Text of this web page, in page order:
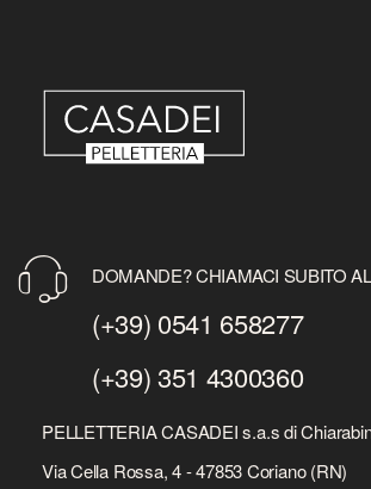
DOMANDE? CHIAMACI SUBITO AL
(+39) 0541 658277
(+39) 351 4300360
PELLETTERIA CASADEI s.a.s di
Via Cella Rossa, 4 - 47853 Coriano (RN)